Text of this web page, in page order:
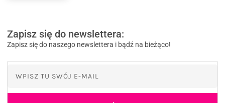
Zapisz się do newslettera:
Zapisz się do naszego newslettera i bądź na bieżąco!